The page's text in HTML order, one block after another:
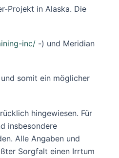
Projekt in Alaska. Die
inc/ -) und Meridian
somit ein möglicher
hingewiesen. Für
insbesondere
Alle Angaben und
Sorgfalt einen Irrtum